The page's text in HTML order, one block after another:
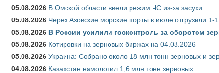
05.08.2026 В Омской области ввели режим ЧС из-за засухи
05.08.2026 Через Азовские морские порты в июле отгрузили
05.08.2026 В России усилили госконтроль за оборотом
05.08.2026 Котировки на зерновых биржах на 04.08.2026
05.08.2026 Украина: Собрано около 18 млн тонн зерновых и
04.08.2026 Казахстан намолотил 1,6 млн тонн зерновых